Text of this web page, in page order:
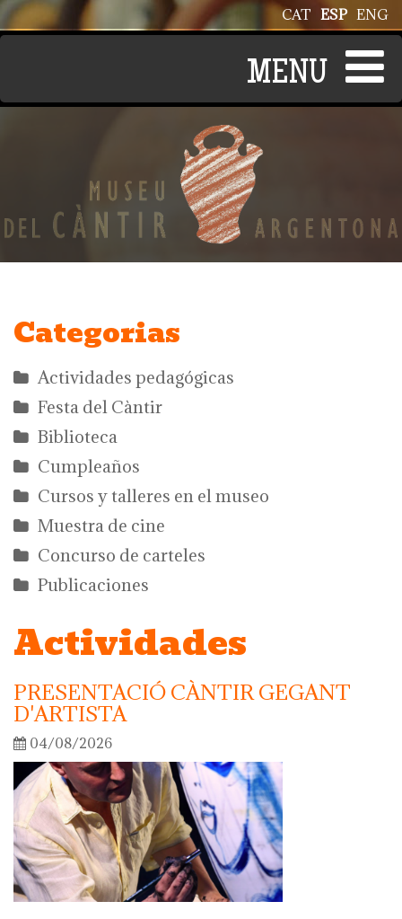
Pasar al contenido principal ENG
ESP
CAT
Categorias
Actividades pedagógicas
Festa del Càntir
Biblioteca
Cumpleaños
Cursos y talleres en el museo
Muestra de cine
Concurso de carteles
Publicaciones
Actividades
PRESENTACIÓ CÀNTIR GEGANT
D'ARTISTA
04/08/2026